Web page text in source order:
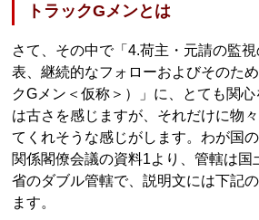
トラックGメンとは
さて、その中で「4.荷主・元請の監
表、継続的なフォローおよびそのた
クGメン＜仮称＞）」に、とても関
は古さを感じますが、それだけに物
てくれそうな感じがします。わが国
関係閣僚会議の資料1より、管轄は国
省のダブル管轄で、説明文には下記
ます。